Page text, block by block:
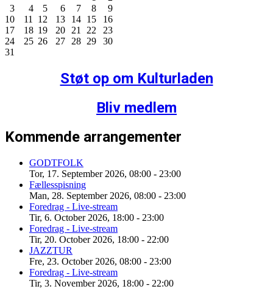
3
4 5 6 7 8
9
10
11 12 13 14 15
16
17
18 19 20 21 22
23
24
25 26 27 28 29
30
31
Støt op om Kulturladen
Bliv medlem
Kommende arrangementer
GODTFOLK
Tor, 17. September 2026, 08:00 - 23:00
Fællesspisning
Man, 28. September 2026, 08:00 - 23:00
Foredrag - Live-stream
Tir, 6. October 2026, 18:00 - 23:00
Foredrag - Live-stream
Tir, 20. October 2026, 18:00 - 22:00
JAZZTUR
Fre, 23. October 2026, 08:00 - 23:00
Foredrag - Live-stream
Tir, 3. November 2026, 18:00 - 22:00